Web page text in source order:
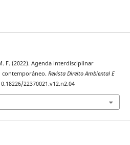
F. (2022). Agenda interdisciplinar
contemporáneo. Revista Direito Ambiental E
22370021.v12.n2.04